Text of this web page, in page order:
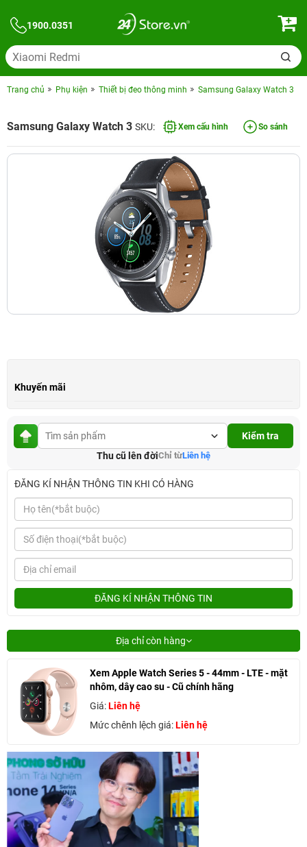
1900.0351
Trang chủ Phụ kiện Thiết bị đeo thông minh Samsung Galaxy Watch 3
Samsung Galaxy Watch 3 SKU: Xem cấu hình So sánh
Khuyến mãi
Kiểm tra
Thu cũ lên đờiChỉ từLiên hệ
ĐĂNG KÍ NHẬN THÔNG TIN KHI CÓ HÀNG
ĐĂNG KÍ NHẬN THÔNG TIN
Địa chỉ còn hàng
Xem Apple Watch Series 5 - 44mm - LTE - mặt
nhôm, dây cao su - Cũ chính hãng
Giá:Liên hệ
Mức chênh lệch giá:Liên hệ